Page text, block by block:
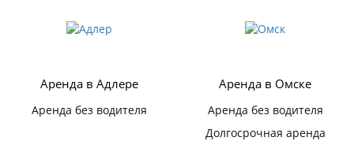
Аренда в Адлере
Аренда без водителя
Аренда в Омске
Аренда без водителя
Долгосрочная аренда